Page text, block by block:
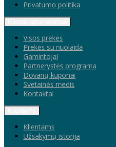
Privatumo politika
Visos prekės
Prekės su nuolaida
Gamintojai
Partnerystės programa
Dovanų kuponai
Svetainės medis
Kontaktai
Klientams
Užsakymų istorija